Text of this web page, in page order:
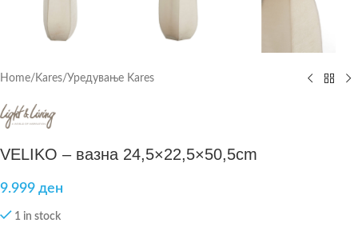
Home/ Kares/Уредување Kares
VELIKO – вазна 24,5×22,5×50,5cm
9.999 ден
1 in stock